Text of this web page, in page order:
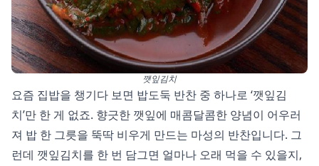
깻잎김치
요즘 집밥을 챙기다 보면 밥도둑 반찬 중 하나로 ‘깻잎김
치’만 한 게 없죠. 향긋한 깻잎에 매콤달콤한 양념이 어우러
져 밥 한 그릇을 뚝딱 비우게 만드는 마성의 반찬입니다. 그
런데 깻잎김치를 한 번 담그면 얼마나 오래 먹을 수 있을지,